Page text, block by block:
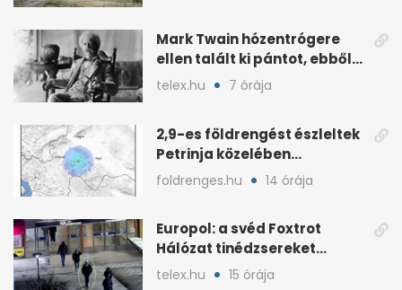
Mark Twain hózentrógere
ellen talált ki pántot, ebből
lett a melltartóé
telex.hu 7 órája
2,9-es földrengést észleltek
Petrinja közelében
augusztus 9-én este
foldrenges.hu 14 órája
Europol: a svéd Foxtrot
Hálózat tinédzsereket
szervez be leszámolásokra
telex.hu 15 órája